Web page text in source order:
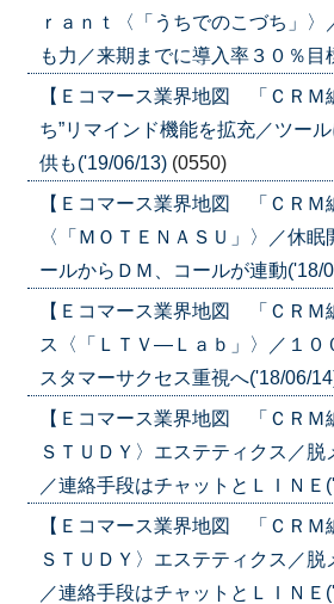
ｒａｎｔ〈「うちでのこづち」〉
も力／来期までに導入率３０％目
【Ｅコマース業界地図 「ＣＲ
ち”リマインド機能を拡充／ツー
供も('19/06/13) (0550)
【Ｅコマース業界地図 「ＣＲ
〈「ＭＯＴＥＮＡＳＵ」〉／休
ールからＤＭ、コールが連動('18/
【Ｅコマース業界地図 「ＣＲ
ス〈「ＬＴＶ—Ｌａｂ」〉／１０
スタマーサクセス重視へ('18/06/
【Ｅコマース業界地図 「ＣＲ
ＳＴＵＤＹ〉エステティクス／
／連絡手段はチャットとＬＩＮＥ
【Ｅコマース業界地図 「ＣＲ
ＳＴＵＤＹ〉エステティクス／
／連絡手段はチャットとＬＩＮＥ